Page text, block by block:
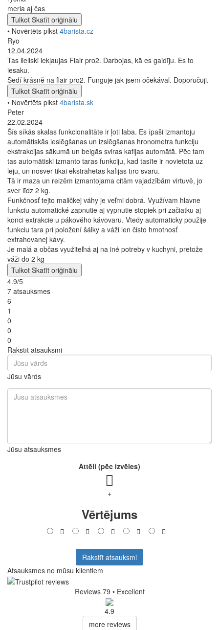
meria aj čas
Tulkot Skatīt oriģinālu
• Novērtēts plkst 4barista.cz
Ryo
12.04.2024
Tas lieliski iekļaujas Flair pro2. Darbojas, kā es gaidīju. Es to
iesaku.
Sedí krásně na flair pro2. Funguje jak jsem očekával. Doporučuji.
Tulkot Skatīt oriģinālu
• Novērtēts plkst 4barista.sk
Peter
22.02.2024
Šīs sīkās skalas funkcionalitāte ir ļoti laba. Es īpaši izmantoju
automātiskās ieslēgšanas un izslēgšanas hronometra funkciju
ekstrakcijas sākumā un beigās sviras kafijas automātā. Pēc tam
tas automātiski izmanto taras funkciju, kad tasīte ir novietota uz
leju, un nosver tikai ekstrahētās kafijas tīro svaru.
Tā ir maza un reizēm izmantojama citām vajadzībām virtuvē, jo
sver līdz 2 kg.
Funkčnosť tejto maličkej váhy je veľmi dobrá. Využívam hlavne
funkciu automatické zapnutie aj vypnutie stopiek pri začiatku aj
konci extrakcie u pákového kávovaru. Vtedy automaticky použije
funkciu tara pri položení šálky a váži len čisto hmotnosť
extrahovanej kávy.
Je malá a občas využiteľná aj na iné potreby v kuchyni, pretože
váži do 2 kg
Tulkot Skatīt oriģinālu
4.9/5
7 atsauksmes
6
1
0
0
0
Rakstīt atsauksmi
Jūsu vārds
Jūsu atsauksmes
Attēli (pēc izvēles)
+
Vērtējums
Rakstīt atsauksmi
Atsauksmes no mūsu klientiem
Reviews 79 • Excellent
4.9
more reviews